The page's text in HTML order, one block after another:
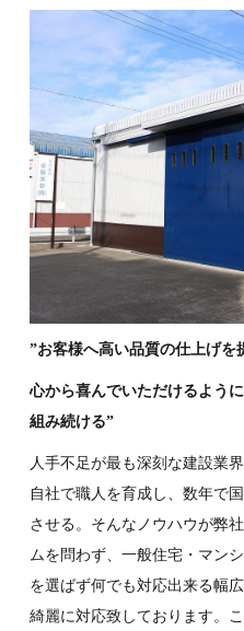
”お客様へ高い品質の仕上げを
心から喜んでいただけるよう
組み続ける”
人手不足が最も深刻な建設業
自社で職人を育成し、数年で
させる。そんなノウハウが弊
ムを問わず、一般住宅・マン
を選ばず何でも対応出来る幅
綺麗に対応致しております。